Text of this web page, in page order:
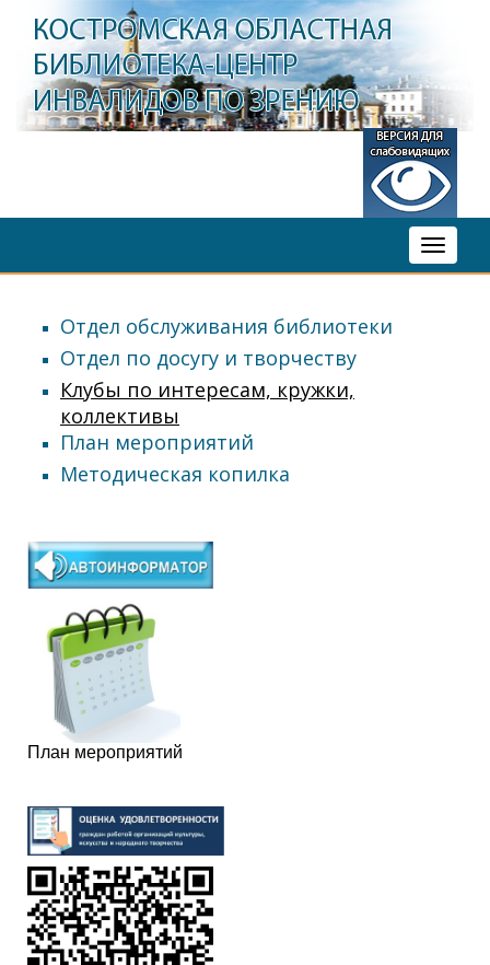
Toggle
Отдел обслуживания библиотеки
Отдел по досугу и творчеству
Клубы по интересам, кружки,
коллективы
План мероприятий
Методическая копилка
План мероприятий